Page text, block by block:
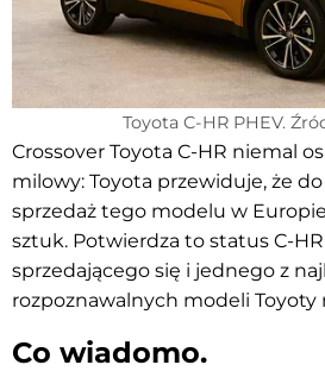
Toyota C-HR PHEV.
Crossover Toyota C-HR niemal
milowy: Toyota przewiduje, że
sprzedaż tego modelu w
sztuk. Potwierdza to status C-
sprzedającego się i jednego z
rozpoznawalnych modeli
Co wiadomo.